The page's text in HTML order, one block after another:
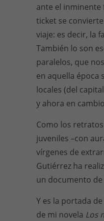
ante el inminente
ticket se
viaje: es decir, la
También lo son
paralelos, que
en aquella época
locales (del
y ahora en
Como los
juveniles –con
vírgenes de
Gutiérrez ha
un documento
Y es la portada
de mi novela Los